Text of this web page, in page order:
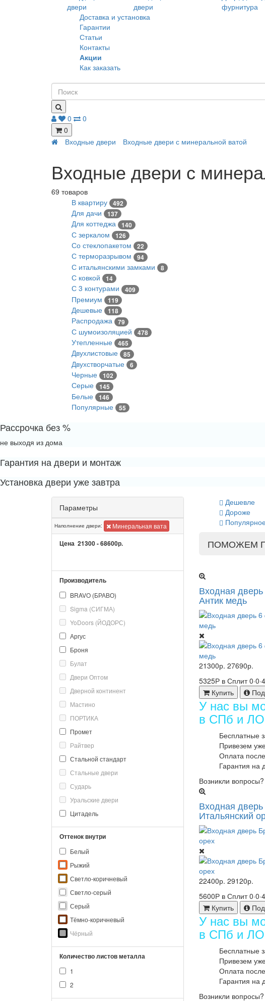
Доставка и установка
Гарантии
Статьи
Контакты
Акции
Как заказать
0
0
0
Входные двери
Входные двери с минеральной ватой
Входные двери с
69 товаров
В квартиру
492
Для дачи 137
Для коттеджа 140
С зеркалом 126
Со стеклопакетом 22
С терморазрывом 94
С итальянскими замками 8
С ковкой 14
С 3 контурами 409
Премиум 119
Дешевые 118
Распродажа 79
С шумоизоляцией 478
Утепленные 465
Двухлистовые 85
Двухстворчатые 6
Черные 102
Серые 145
Белые 146
Популярные 55
Рассрочка без %
не выходя из дома
Гарантия на двери и монтаж
Установка двери уже завтра
Параметры
Наполнение двери: Минеральная вата
Цена 21300-68600р.
Производитель
BRAVO (БРАВО)
Sigma (СИГМА)
YoDoors (ЙОДОРС)
Аргус
Броня
Булат
Двери Оптом
Дверной континент
Мастино
ПОРТИКА
Промет
Райтвер
Стальной стандарт
Стальные двери
Сударь
Уральские двери
Цитадель
Оттенок внутри
Белый
Рыжий
Светло-коричневый
Светло-серый
Серый
Тёмно-коричневый
Чёрный
Количество листов металла
1
2
Дешевле
Дороже
ПОМОЖЕМ
Входная
Антик медь
21300р. 27690р.
5325Р в Сплит0·0·4
Купить
У нас вы
в СПб и ЛО
Бесплатные
Привезем
Оплата
Гарантия на
Возникли
Входная
Итальянский
22400р. 29120р.
5600Р в Сплит0·0·4
Купить
У нас вы
в СПб и ЛО
Бесплатные
Привезем
Оплата
Гарантия на
Возникли